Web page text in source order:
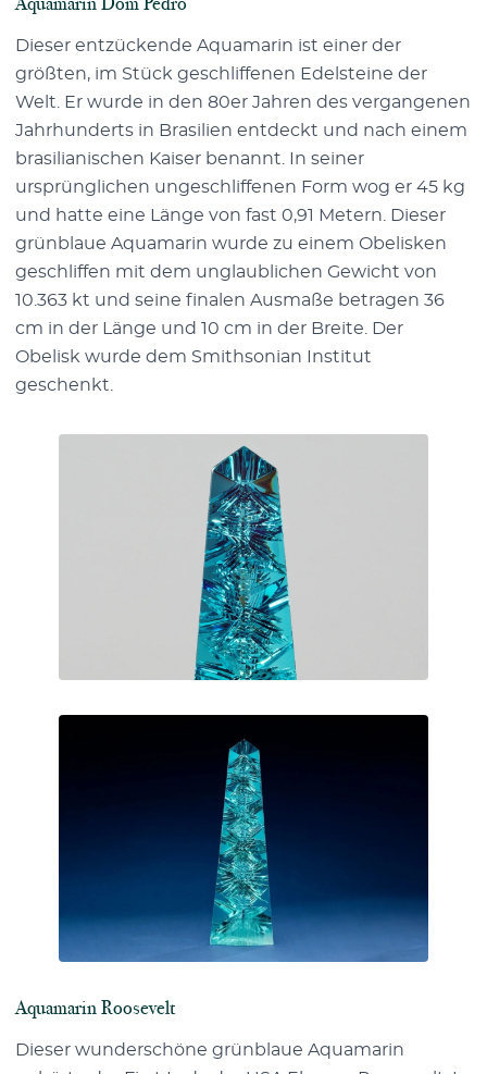
Dieser entzückende Aquamarin ist einer der
größten, im Stück geschliffenen Edelsteine der
Welt. Er wurde in den 80er Jahren des vergangenen
Jahrhunderts in Brasilien entdeckt und nach einem
brasilianischen Kaiser benannt. In seiner
ursprünglichen ungeschliffenen Form wog er 45 kg
und hatte eine Länge von fast 0,91 Metern. Dieser
grünblaue Aquamarin wurde zu einem Obelisken
geschliffen mit dem unglaublichen Gewicht von
10.363 kt und seine finalen Ausmaße betragen 36
cm in der Länge und 10 cm in der Breite. Der
Obelisk wurde dem Smithsonian Institut
geschenkt.
Aquamarin Roosevelt
Dieser wunderschöne grünblaue Aquamarin